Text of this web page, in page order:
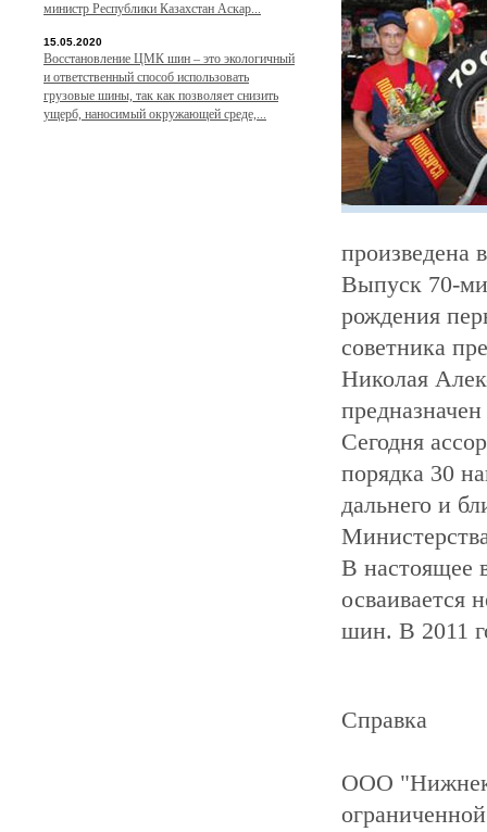
произведена
Выпуск 70-
рождения
советника
Николая
Сегодня
порядка 30
дальнего и
В настоящее
осваивается
шин. В 2011
Справка
ООО
министр Республики Казахстан Аскар...
15.05.2020
Восстановление ЦМК шин – это экологичный
и ответственный способ использовать
грузовые шины, так как позволяет снизить
ущерб, наносимый окружающей среде,...